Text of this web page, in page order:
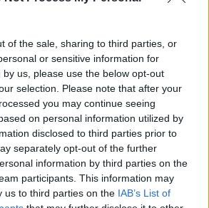
of the sale, sharing to third parties, or
or sensitive information for
us, please use the below opt-out
selection. Please note that after your
you may continue seeing
on personal information utilized by
disclosed to third parties prior to
separately opt-out of the further
information by third parties on the
participants. This information may
us to third parties on the IAB’s List of
στον Χίο με δικηγόρο